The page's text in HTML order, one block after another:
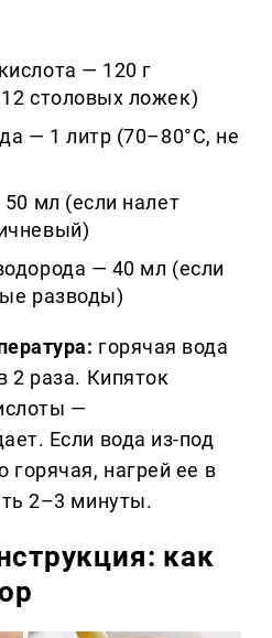
— 120 г
столовых ложек)
— 1 литр (70–80°C, не
50 мл (если налет
— 40 мл (если
разводы)
горячая вода
2 раза. Кипяток
—
Если вода из-под
горячая, нагрей ее в
2–3 минуты.
как